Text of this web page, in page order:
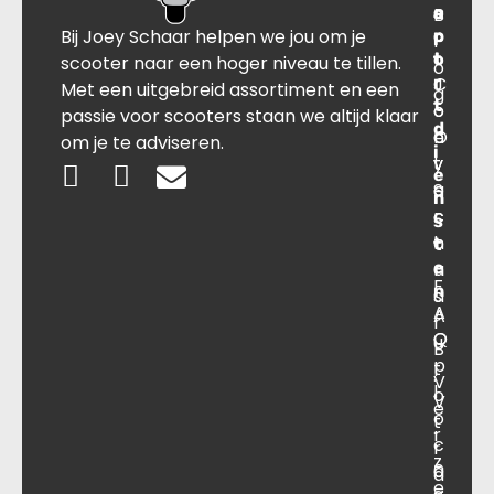
Bij Joey Schaar helpen we jou om je
scooter naar een hoger niveau te tillen.
Met een uitgebreid assortiment en een
passie voor scooters staan we altijd klaar
om je te adviseren.
s
p
o
r
t
d
i
e
n
s
t
e
n
A
u
t
o
t
r
a
B
l
o
g
O
v
e
r
o
n
s
O
p
l
o
c
a
o
r
t
C
o
n
t
a
c
t
F
A
Q
V
e
r
z
e
a
c
t
J
o
e
y
S
c
h
a
a
r
B
.
V
.
0